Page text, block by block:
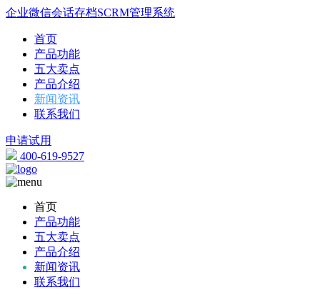
企业微信会话存档SCRM管理系统
首页
产品功能
五大卖点
产品介绍
新闻资讯
联系我们
申请试用
400-619-9527
首页
产品功能
五大卖点
产品介绍
新闻资讯
联系我们